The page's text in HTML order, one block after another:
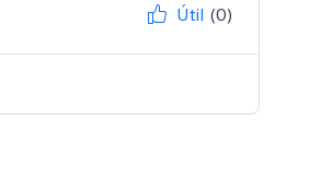
Útil (0)